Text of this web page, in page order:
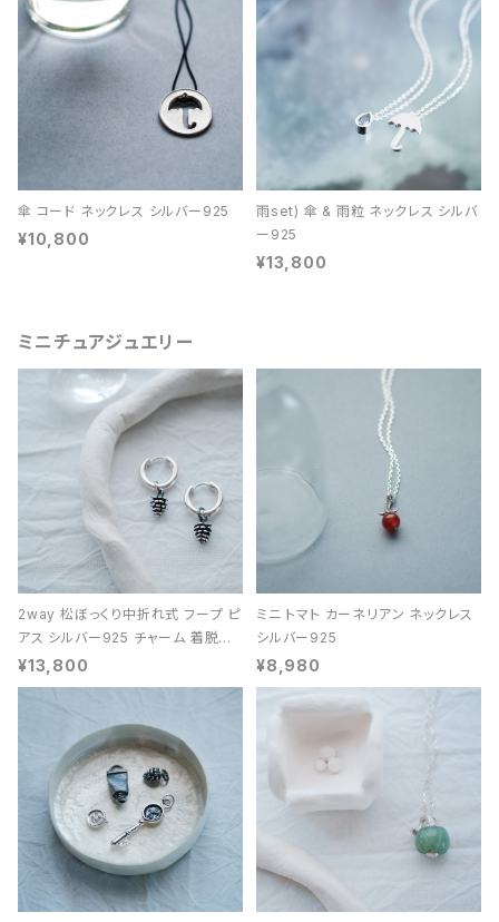
傘 コード ネックレス シルバー925
¥10,800
雨set) 傘 & 雨粒 ネックレス シルバ
ー925
¥13,800
ミニチュアジュエリー
2way 松ぼっくり中折れ式 フープ ピ
アス シルバー925 チャーム 着脱可
能 レディース ユニセックス
¥13,800
ミニ トマト カーネリアン ネックレス
シルバー925
¥8,980